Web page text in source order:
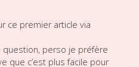
ce premier article via
question, perso je préfère
que c’est plus facile pour